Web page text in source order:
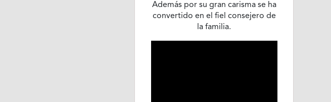
Además por su gran carisma se ha
convertido en el fiel consejero de
la familia.